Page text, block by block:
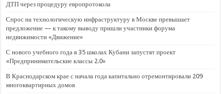
ДТП через процедуру европротокола
Спрос на технологическую инфраструктуру в Москве превышает
предложение — к такому выводу пришли участники форума
недвижимости «Движение»
С нового учебного года в 35 школах Кубани запустят проект
«Предпринимательские классы 2.0»
В Краснодарском крае с начала года капитально отремонтировали 209
многоквартирных домов